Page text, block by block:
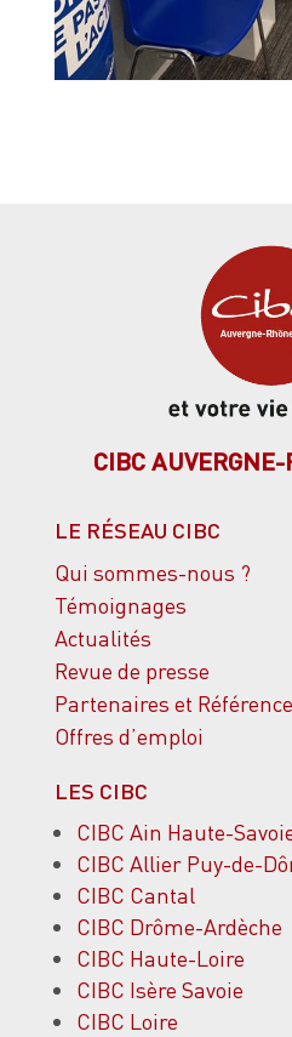
CIBC
LE RÉSEAU CIBC
Qui sommes-nous ?
Témoignages
Actualités
Revue de presse
Partenaires et
Offres d’emploi
LES CIBC
CIBC Ain Haute-
CIBC Allier Puy-de-
CIBC Cantal
CIBC Drôme-Ardèche
CIBC Haute-Loire
CIBC Isère Savoie
CIBC Loire